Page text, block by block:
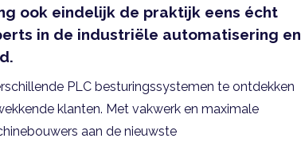
ook eindelijk de praktijk eens écht
in de industriële automatisering en
PLC besturingssystemen te ontdekken
klanten. Met vakwerk en maximale
aan de nieuwste